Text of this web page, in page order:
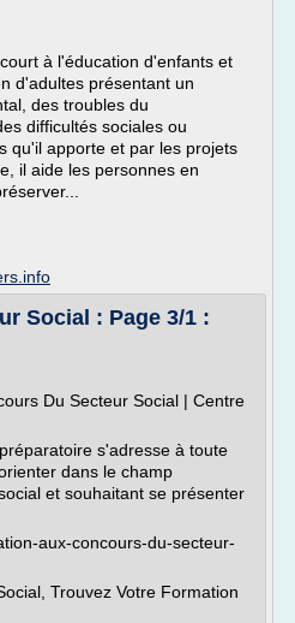
à l'éducation d'enfants et
d'adultes présentant un
des troubles du
difficultés sociales ou
qu'il apporte et par les projets
il aide les personnes en
Social : Page 3/1 :
Du Secteur Social | Centre
s'adresse à toute
dans le champ
et souhaitant se présenter
aux-concours-du-secteur-
Trouvez Votre Formation